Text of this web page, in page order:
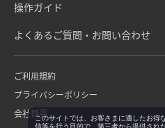
操作ガイド
よくあるご質問・お問い合わせ
ご利用規約
プライバシーポリシー
会社概要このサイトでは、お客さまに適したお得
信等を行う目的で、第三者から提供され